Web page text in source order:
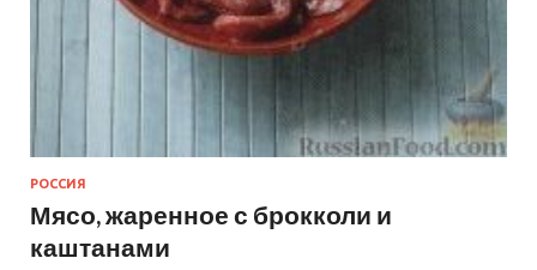
РОССИЯ
Мясо, жаренное с брокколи и
каштанами